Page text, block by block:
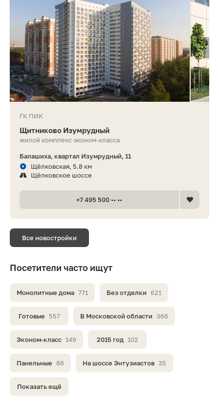
ГК ПИК
Щитниково Изумрудный
жилой комплекс эконом-класса
Балашиха, квартал Изумрудный, 11
Щёлковская, 5.8 км
Щёлковское шоссе
+7 495 500 •• ••
Все новостройки
Посетители часто ищут
Монолитные дома 771 Без отделки 621
Готовые 557 В Московской области 366
Эконом-класс 149 2015 год 102
Панельные 86 На шоссе Энтузиастов 35
Показать ещё